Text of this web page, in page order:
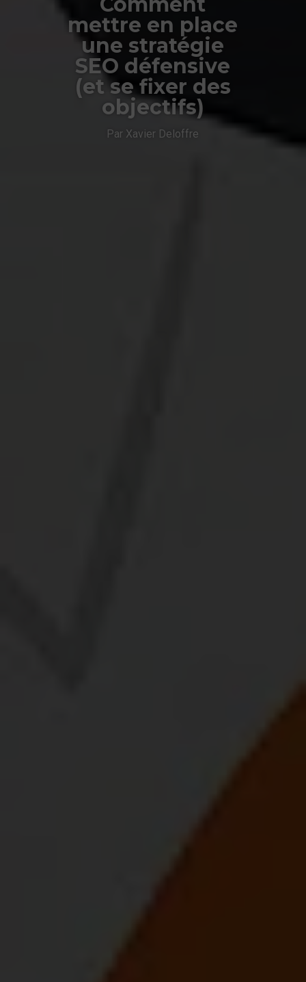
mettre en place
une stratégie
SEO défensive
(et se fixer des
objectifs)
Par Xavier Deloffre